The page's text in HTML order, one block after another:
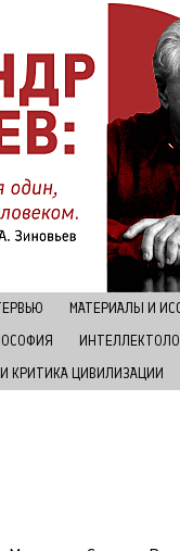
МАТЕРИАЛЫ И
КРИТИКА ЦИВИЛИЗАЦИИ